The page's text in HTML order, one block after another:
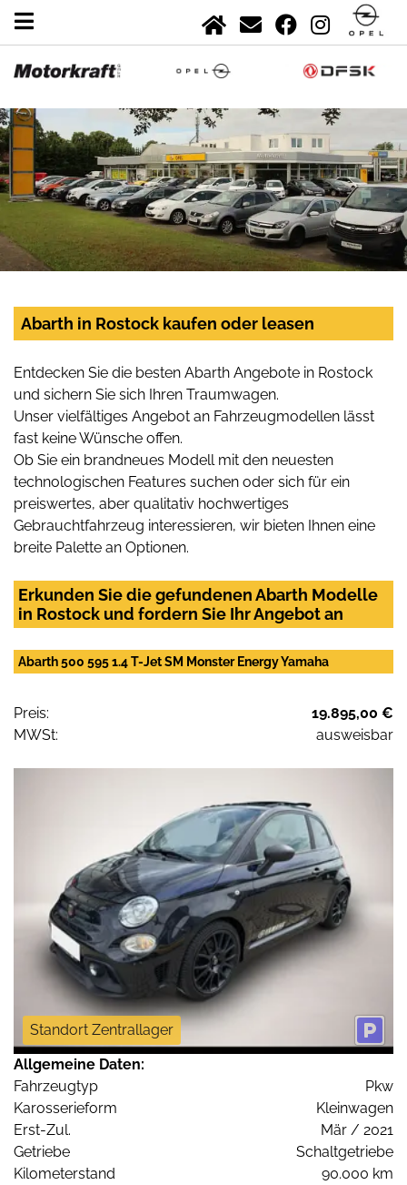
Abarth in Rostock kaufen oder leasen
Entdecken Sie die besten Abarth Angebote in Rostock
und sichern Sie sich Ihren Traumwagen.
Unser vielfältiges Angebot an Fahrzeugmodellen lässt
fast keine Wünsche offen.
Ob Sie ein brandneues Modell mit den neuesten
technologischen Features suchen oder sich für ein
preiswertes, aber qualitativ hochwertiges
Gebrauchtfahrzeug interessieren, wir bieten Ihnen eine
breite Palette an Optionen.
Erkunden Sie die gefundenen Abarth Modelle
in Rostock und fordern Sie Ihr Angebot an
Abarth 500 595 1.4 T-Jet SM Monster Energy Yamaha
Preis:
19.895,00 €
MWSt:
ausweisbar
Standort Zentrallager
Allgemeine Daten:
Fahrzeugtyp
Pkw
Karosserieform
Kleinwagen
Erst-Zul.
Mär / 2021
Getriebe
Schaltgetriebe
Kilometerstand
90.000 km